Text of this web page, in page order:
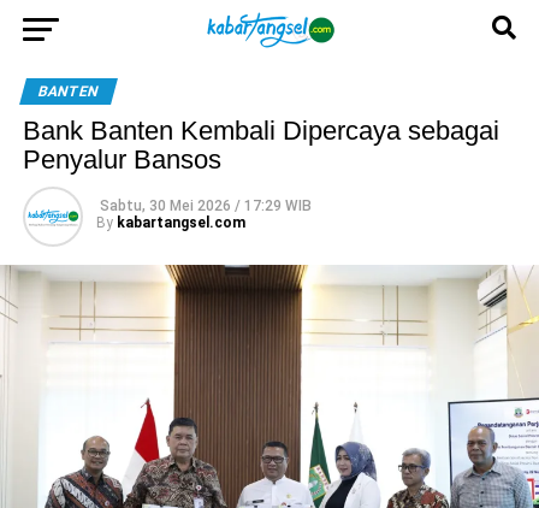
BANTEN
Bank Banten Kembali Dipercaya sebagai
Penyalur Bansos
Sabtu, 30 Mei 2026 / 17:29 WIB
By kabartangsel.com